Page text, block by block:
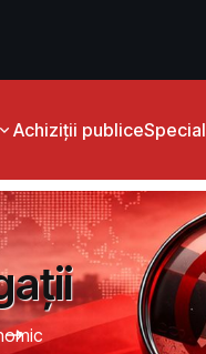
Achiziții publiceSpecial